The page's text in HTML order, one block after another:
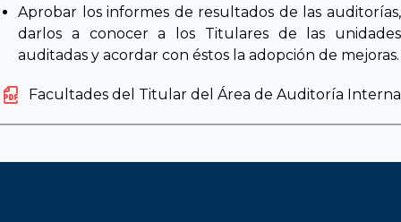
Aprobar los informes de resultados de las auditorías,
darlos a conocer a los Titulares de las unidades
auditadas y acordar con éstos la adopción de mejoras.
Facultades del Titular del Área de Auditoría Interna